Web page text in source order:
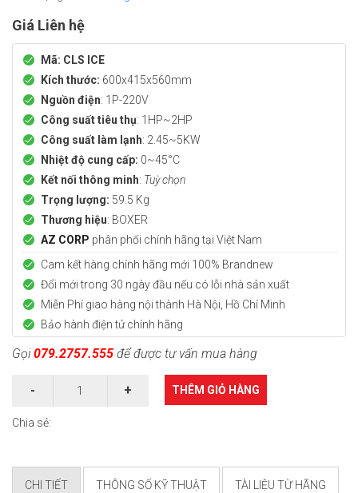
Giá Liên hệ
Mã: CLS ICE
Kích thước: 600x415x560mm
Nguồn điện: 1P-220V
Công suất tiêu thụ: 1HP~2HP
Công suất làm lạnh: 2.45~5KW
Nhiệt độ cung cấp: 0~45°C
Kết nối thông minh: Tuỳ chọn
Trọng lượng: 59.5 Kg
Thương hiệu: BOXER
AZ CORP phân phối chính hãng tại Việt Nam
Cam kết hàng chính hãng mới 100% Brandnew
Đổi mới trong 30 ngày đầu nếu có lỗi nhà sản xuất
Miễn Phí giao hàng nội thành Hà Nội, Hồ Chí Minh
Bảo hành điện tử chính hãng
Gọi079.2757.555 để được tư vấn mua hàng
THÊM GIỎ HÀNG
Chia sẻ:
CHI TIẾT THÔNG SỐ KỸ THUẬT TÀI LIỆU TỪ HÃNG